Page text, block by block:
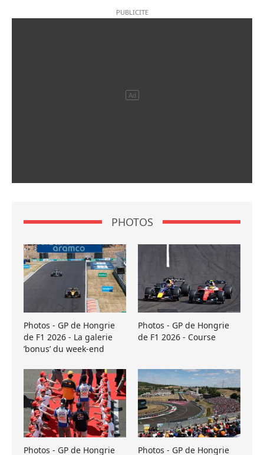
PHOTOS
Photos - GP de Hongrie
de F1 2026 - La galerie
’bonus’ du week-end
Photos - GP de Hongrie
de F1 2026 - Course
Photos - GP de Hongrie
Photos - GP de Hongrie